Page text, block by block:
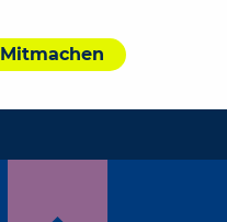
Mitmachen